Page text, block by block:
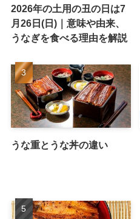
2026年の土用の丑の日は7
月26日(日)｜意味や由来、
うなぎを食べる理由を解説
うな重とうな丼の違い